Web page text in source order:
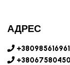
АДРЕС
+380985616961